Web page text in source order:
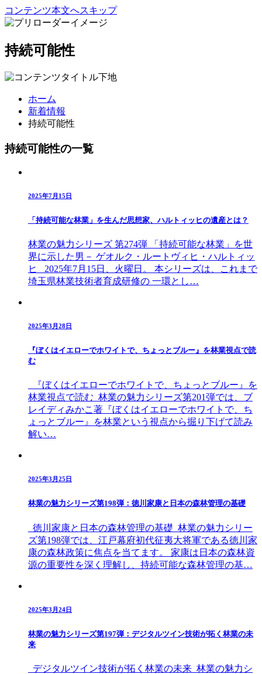
コンテンツ本文へスキップ
持続可能性
ホーム
新着情報
持続可能性
持続可能性の一覧
2025年7月15日
「持続可能な林業」を生んだ思想家、ハルトィッヒの遺産とは？
林業の魅力シリーズ 第274弾 「持続可能な林業」を世
界に示した男－ ゲオルク・ルートヴィヒ・ハルトィッ
ヒ 2025年7月15日、火曜日。 本シリーズは、これまで
埼玉県林業技術者育成研修の 一環とし…
2025年3月28日
『ぼくはイエローでホワイトで、ちょっとブルー』を林業視点で読
む
『ぼくはイエローでホワイトで、ちょっとブルー』を
林業視点で読む 林業の魅力シリーズ第201弾では、ブ
レイディみかこ著『ぼくはイエローでホワイトで、ち
ょっとブルー』を林業という視点から掘り下げて読み
解い…
2025年3月25日
林業の魅力シリーズ第198弾：徳川家康と日本の森林管理の基礎
徳川家康と日本の森林管理の基礎 林業の魅力シリー
ズ第198弾では、江戸幕府初代征夷大将軍である徳川家
康の森林政策に焦点を当てます。 家康は日本の森林資
源の重要性を深く理解し、持続可能な森林管理の基…
2025年3月24日
林業の魅力シリーズ第197弾：デジタルツイン技術が拓く林業の未
来
デジタルツイン技術が拓く林業の未来 林業の魅力シ